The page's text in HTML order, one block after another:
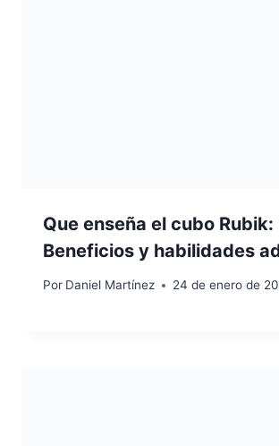
Que enseña el cubo Rubik:
Beneficios y habilidades
Por Daniel Martínez 24 de enero de